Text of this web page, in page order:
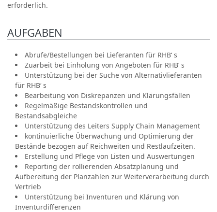
erforderlich.
AUFGABEN
Abrufe/Bestellungen bei Lieferanten für RHB‘ s
Zuarbeit bei Einholung von Angeboten für RHB‘ s
Unterstützung bei der Suche von Alternativlieferanten
für RHB‘ s
Bearbeitung von Diskrepanzen und Klärungsfällen
Regelmäßige Bestandskontrollen und
Bestandsabgleiche
Unterstützung des Leiters Supply Chain Management
kontinuierliche Überwachung und Optimierung der
Bestände bezogen auf Reichweiten und Restlaufzeiten.
Erstellung und Pflege von Listen und Auswertungen
Reporting der rollierenden Absatzplanung und
Aufbereitung der Planzahlen zur Weiterverarbeitung durch
Vertrieb
Unterstützung bei Inventuren und Klärung von
Inventurdifferenzen